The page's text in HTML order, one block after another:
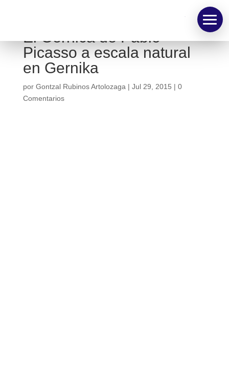
El Gernica de Pablo
Picasso a escala natural
en Gernika
por Gontzal Rubinos Artolozaga | Jul 29, 2015 | 0
Comentarios